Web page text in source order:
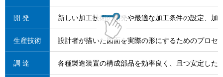
開 発 新しい加工技術の開発や最適な加工条件の設定、加
⽣産技術 設計者が描いた図面を実際の形にするためのプロ
調 達 各種製造装置の構成部品を効率良く、且つ安定し